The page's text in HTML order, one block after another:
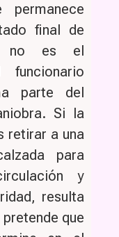
permanece
final de
no es el
parte del
Si la
retirar a una
para
y
resulta
que